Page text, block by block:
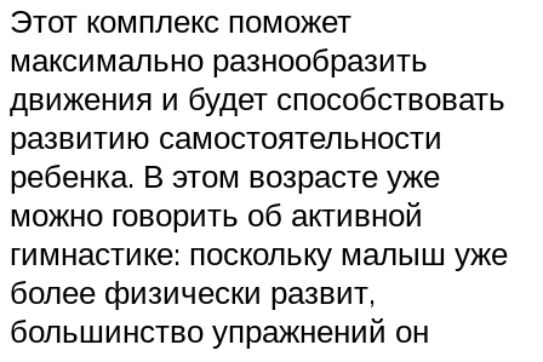
Этот комплекс поможет
максимально разнообразить
движения и будет способствовать
развитию самостоятельности
ребенка. В этом возрасте уже
можно говорить об активной
гимнастике: поскольку малыш уже
более физически развит,
большинство упражнений он